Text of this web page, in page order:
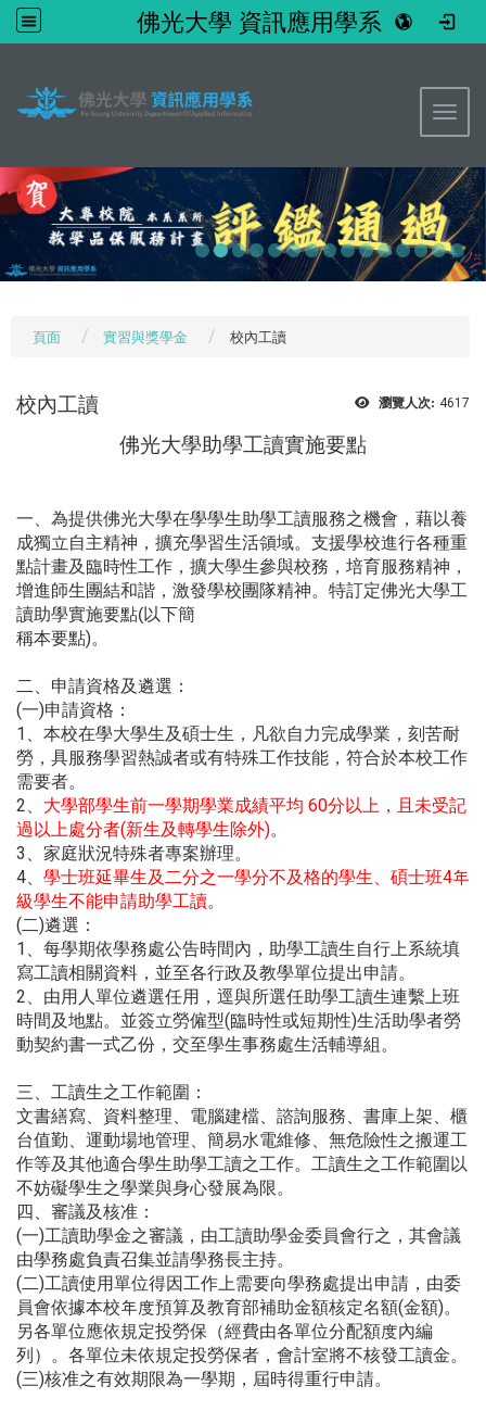
佛光大學 資訊應用學系
頁面 實習與獎學金 校內工讀
瀏覽人次: 4617
校內工讀
佛光大學助學工讀實施要點
一、為提供佛光大學在學學生助學工讀服務之機會，藉以養
成獨立自主精神，擴充學習生活領域。支援學校進行各種重
點計畫及臨時性工作，擴大學生參與校務，培育服務精神，
增進師生團結和諧，激發學校團隊精神。特訂定佛光大學工
讀助學實施要點(以下簡
稱本要點)。
二、申請資格及遴選：
(一)申請資格：
1 、本校在學大學生及碩士生，凡欲自力完成學業，刻苦耐
勞，具服務學習熱誠者或有特殊工作技能，符合於本校工作
需要者。
2、 大學部學生前一學期學業成績平均 60分以上，且未受記
過以上處分者(新生及轉學生除外)。
3 、家庭狀況特殊者專案辦理。
4、 學士班延畢生及二分之一學分不及格的學生、碩士班4年
級學生不能申請助學工讀。
(二)遴選：
1 、每學期依學務處公告時間內，助學工讀生自行上系統填
寫工讀相關資料，並至各行政及教學單位提出申請。
2、由用人單位遴選任用，逕與所選任助學工讀生連繫上班
時間及地點。並簽立勞僱型(臨時性或短期性)生活助學者勞
動契約書一式乙份，交至學生事務處生活輔導組。
三、工讀生之工作範圍：
文書繕寫、資料整理、電腦建檔、諮詢服務、書庫上架、櫃
台值勤、運動場地管理、簡易水電維修、無危險性之搬運工
作等及其他適合學生助學工讀之工作。工讀生之工作範圍以
不妨礙學生之學業與身心發展為限。
四、審議及核准：
(一)工讀助學金之審議，由工讀助學金委員會行之，其會議
由學務處負責召集並請學務長主持。
(二)工讀使用單位得因工作上需要向學務處提出申請，由委
員會依據本校年度預算及教育部補助金額核定名額(金額)。
另各單位應依規定投勞保（經費由各單位分配額度內編
列）。各單位未依規定投勞保者，會計室將不核發工讀金。
(三)核准之有效期限為一學期，屆時得重行申請。